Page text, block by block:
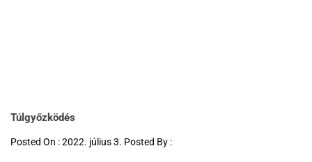
Túlgyőzködés
Posted On : 2022. július 3. Posted By :